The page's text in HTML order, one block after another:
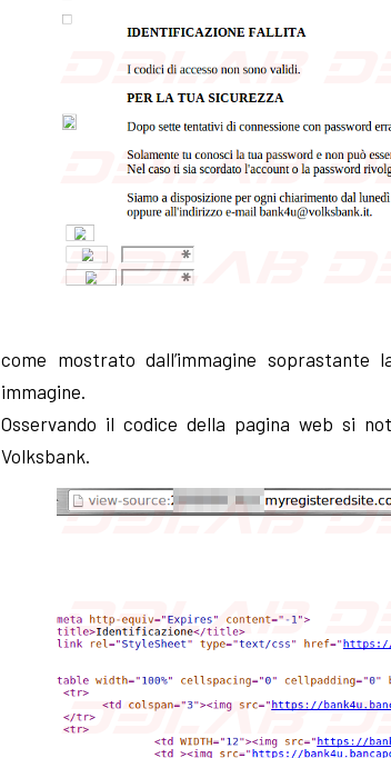
come mostrato dall’immagine
immagine.
Osservando il codice della pagina web si
Volksbank.